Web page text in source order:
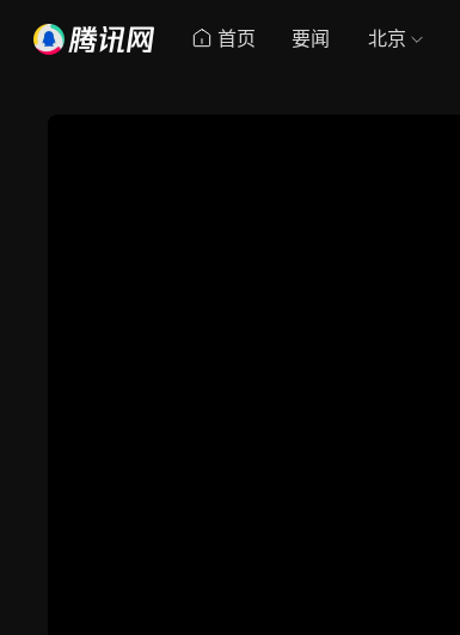
首页 要闻 北京